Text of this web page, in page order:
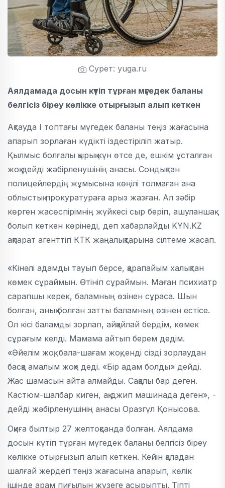
Сурет: yuga.ru
Аялдамада досын күтіп тұрған мүгедек баланы
белгісіз біреу көлікке отырғызып алып кеткен
Ақтауда I топтағы мүгедек баланы теңіз жағасына
апарып зорлаған күдікті іздестіріліп жатыр.
Қылмыс болғалы қырық күн өтсе де, ешкім ұсталған
жоқ дейді жәбірленушінің анасы. Сондықтан
полицейлердің жұмысына көңілі толмаған ана
облыстық прокуратураға арыз жазған. Ал зәбір
көрген жасөспірімнің жүйкесі сыр беріп, ашуланшақ
болып кеткен көрінеді, деп хабарлайды KYN.KZ
ақпарат агенттігі КТК жаңалықтарына сілтеме жасап.
«Кінәлі адамды тауып берсе, қарапайым халықтан
көмек сұраймын. Өтініп сұраймын. Маған психиатр
сарапшы керек, баламның өзінен сұраса. Шын
болған, анық болған затты баламның өзінен естісе.
Ол кісі баламды зорлап, айқайлай бердім, көмек
сұрағым келді. Мамама айтып берем дедім.
«Әйелім жоқ, бала-шағам жоқ, енді сізді зорлаудан
басқа амалым жоқ» деді. «Бір адам болды» дейді.
Жас шамасын айта алмайды. Сақалы бар деген.
Кастюм-шалбар киген, ақ джип машинада деген», -
дейді жәбірленушінің анасы Оразгүл Қонысова.
Оқиға былтыр 27 желтоқсанда болған. Аялдама
досын күтіп тұрған мүгедек баланы белгісіз біреу
көлікке отырғызып алып кеткен. Кейін қаладан
шалғай жердегі теңіз жағасына апарып, көлік
ішінде арам пиғылын жүзеге асырыпты. Тіпті